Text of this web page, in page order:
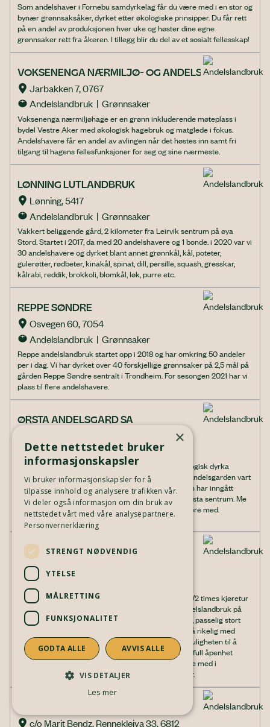
Som andelshaver i Fornebu samdyrkelag får du være med i en stor og
bynær grønnsaksåker, dyrket etter økologiske prinsipper. Du får rett
på en andel av produksjonen hver uke og høster dine egne
grønnsaker rett fra åkeren. I tillegg blir du del av et sosialt fellesskap!
VOKSENENGA NÆRMILJØ- OG ANDELSHAGE
Jarbakken 7, 0767
Andelslandbruk  |  Grønnsaker
Voksenenga nærmiljøhage er en grønn inkluderende møteplass i
bydel Vestre Aker med økologisk hagebruk og matglede i fokus.
Andelshavere får en andel av avlingen når det høstes inn samt fri
tilgang til hagens fellesfunksjoner for seg og sine nærmeste.
LØNNING LUTLANDBRUK
Lønning, 5417
Andelslandbruk  |  Grønnsaker
Vakkert beliggende gård, 2 kilometer fra Leirvik sentrum på øya
Stord. Startet i 2017, da med 20 andelshavere og 1 bonde. i 2020 var vi
30 andelshavere og dyrket blant annet grønnkål, kål, poteter,
gulerøtter, rødbeter, kinakål, spinat, dill, persille, squash, gresskar,
kålrabi, reddik, brokkoli, blomkål, løk, purre etc.
REPPE SØNDRE
Osvegen 60, 7054
Andelslandbruk  |  Grønnsaker
Reppe andelslandbruk startet opp i 2018 og har omkring 50 andeler
per i dag. Vi har dyrket over 40 forskjellige grønnsaker på 2,5 mål på
gården Reppe Søndre sentralt i Trondheim. For sesongen 2021 har vi
plass til flere andelshavere.
ØRSTA ANDELSGARD SA
Andelslandbruk  |  Grønnsaker
Føremålet til Ørsta Andelsgard er å produsere økologisk dyrka
landbruksvarer etter andelshavarane sine ynskjer. Andelsgarden vart
stifta i 2016, og startar dyrkinga i 2017. Andelsgarden har inngått
avtale om leige av jord i Follestaddalen, 10 km frå Ørsta sentrum. Me
ynskjer å skape eit miljø der terskelen er låg for å vere med.
SYLLING ANDELSLANDBRUK
Modumveien 65, 3410
Andelslandbruk  |  Grønnsaker
Lengst nord i vakre Lierdalen, men likevel innenfor 1/2 times kjøretur
fra Asker, Sandvika og Drammen, ligger Sylling Andelslandbruk på
gården Vestre Sylling. Vi ønsker å være et veldrevet, passelig stort
andelslandbruk, der andelshaverne kan forvente å få rikelig med
grønnsaker i sesong, møte et hyggelig miljø, og få muligheten til å
lære og oppleve hvor maten vår kommer fra. Det er full åpenhet
omkring drifta, andelshaverne er velkomne til å være med i
planlegginga, og vi driver etter økologiske prinsipper.
c/o Marit Bendz, Rennekleiva 33, 6812
×
Dette nettstedet bruker
informasjonskapsler
Vi bruker informasjonskapsler for å
tilpasse innhold og analysere trafikken vår.
Vi deler også informasjon om din bruk av
nettstedet vårt med våre analysepartnere.
Personvernerklæring
STRENGT NØDVENDIG
YTELSE
MÅLRETTING
FUNKSJONALITET
GODTA ALLE AVVIS ALLE
VIS DETALJER
Les mer